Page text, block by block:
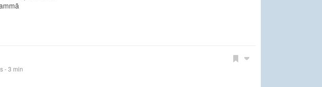
- 3 min